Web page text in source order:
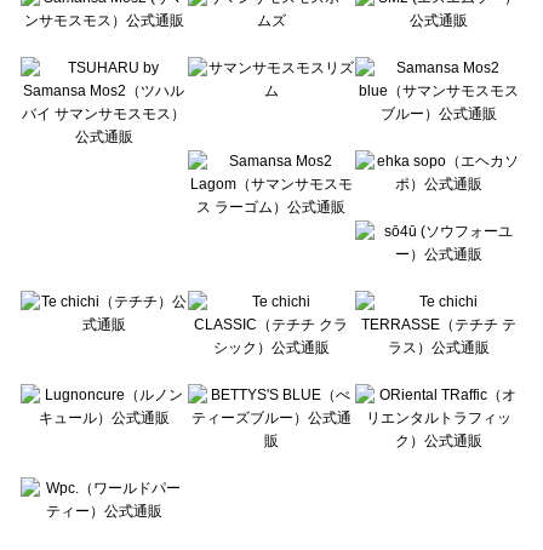
Te chichi CLASSIC（テチチ クラシック）の一覧
Lugnoncure（ルノンキュール）の一覧
BETTY'S BLUE（べティーズブルー）の一覧
Wpc.（ワールドパーティー）の一覧